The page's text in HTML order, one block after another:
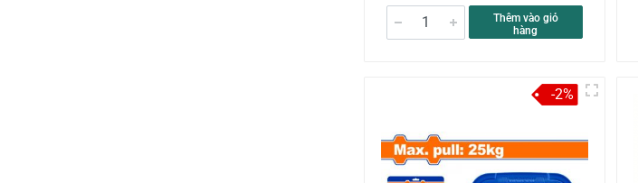
Thêm vào giỏ
hàng
-2%